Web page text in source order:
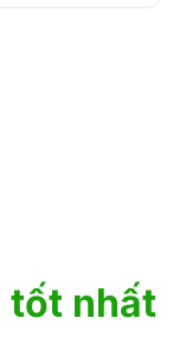
tốt nhất